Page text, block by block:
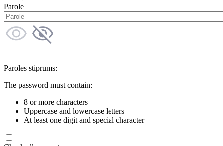
Parole
Paroles stiprums:
The password must contain:
8 or more characters
Uppercase and lowercase letters
At least one digit and special character